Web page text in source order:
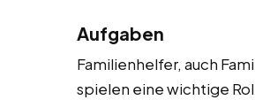
Aufgaben
Familienhelfer, auch
spielen eine wichtige